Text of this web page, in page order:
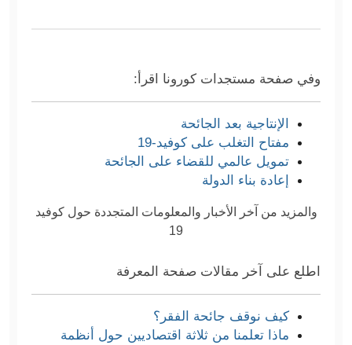
وفي صفحة مستجدات كورونا اقرأ:
الإنتاجية بعد الجائحة
مفتاح التغلب على كوفيد-19
تمويل عالمي للقضاء على الجائحة
إعادة بناء الدولة
والمزيد من آخر الأخبار والمعلومات المتجددة حول كوفيد
19
اطلع على آخر مقالات صفحة المعرفة
كيف نوقف جائحة الفقر؟
ماذا تعلمنا من ثلاثة اقتصاديين حول أنظمة